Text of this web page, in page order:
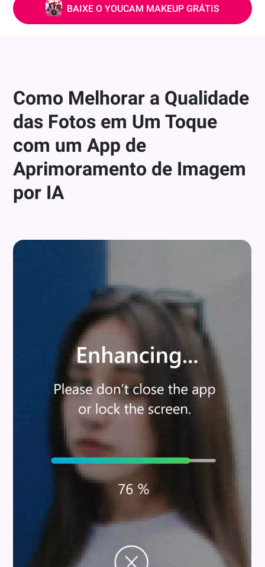
BAIXE O YOUCAM MAKEUP GRÁTIS
Como Melhorar a Qualidade
das Fotos em Um Toque
com um App de
Aprimoramento de Imagem
por IA